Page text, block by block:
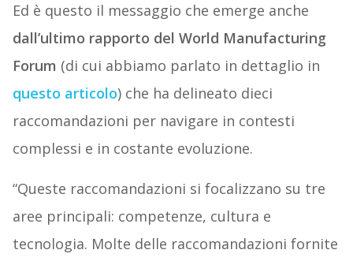
Ed è questo il messaggio che emerge anche
dall’ultimo rapporto del World Manufacturing
Forum (di cui abbiamo parlato in dettaglio in
questo articolo) che ha delineato dieci
raccomandazioni per navigare in contesti
complessi e in costante evoluzione.
“Queste raccomandazioni si focalizzano su tre
aree principali: competenze, cultura e
tecnologia. Molte delle raccomandazioni fornite